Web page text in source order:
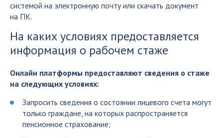
системой на электронную почту или скачать документ
на ПК.
На каких условиях предоставляется
информация о рабочем стаже
Онлайн платформы предоставляют сведения о стаже
на следующих условиях:
Запросить сведения о состоянии лицевого счета могут
только граждане, на которых распространяется
пенсионное страхование;